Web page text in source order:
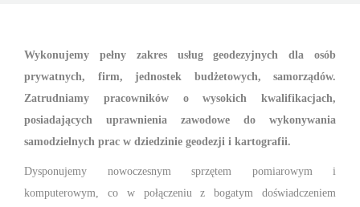
Wykonujemy pełny zakres usług geodezyjnych dla osób
prywatnych, firm, jednostek budżetowych, samorządów.
Zatrudniamy pracowników o wysokich kwalifikacjach,
posiadających uprawnienia zawodowe do wykonywania
samodzielnych prac w dziedzinie geodezji i kartografii.
Dysponujemy nowoczesnym sprzętem pomiarowym i
komputerowym, co w połączeniu z bogatym doświadczeniem